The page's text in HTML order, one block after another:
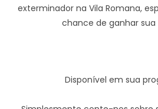
exterminador na Vila Romana,
chance de ganhar
Disponível em sua